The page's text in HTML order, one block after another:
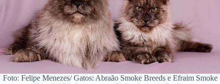
Foto: Felipe Menezes/ Gatos: Abraão Smoke Breeds e Efraim Smoke